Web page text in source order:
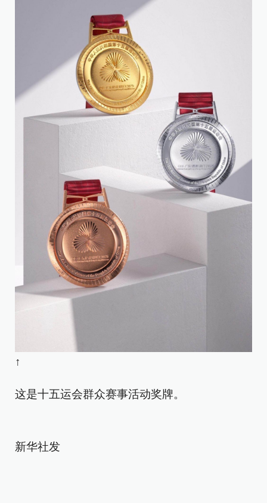
↑
这是十五运会群众赛事活动奖牌。
新华社发